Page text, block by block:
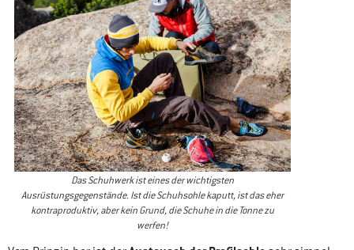
Das Schuhwerk ist eines der wichtigsten
Ausrüstungsgegenstände. Ist die Schuhsohle kaputt, ist das eher
kontraproduktiv, aber kein Grund, die Schuhe in die Tonne zu
werfen!